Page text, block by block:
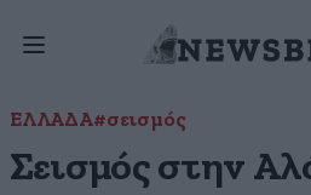
ΕΛΛΑΔΑ#σεισμός
Σεισμός στην